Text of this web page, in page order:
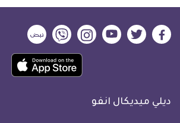
ديلي
فيسبوك
ديلي
تويتر
ديلي
ميديكال
يوتيوب
ديلي
ميديكال
انفو
ديلي
ميديكال
انفو
ديلي
ميديكال
انفو
حمل
تطبيق
ديلي ميديكال انفو